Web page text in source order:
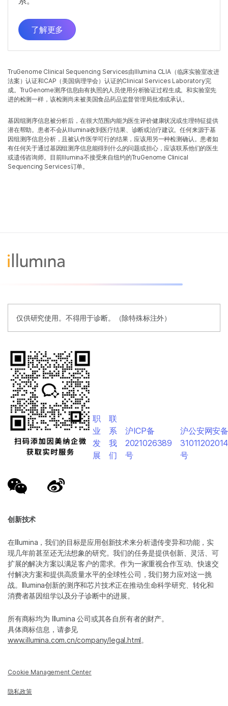
了解更多
TruGenome Clinical Sequencing Services由Illumina CLIA（临床实验室改进
法案）认证和CAP（美国病理学会）认证的Clinical Services Laboratory完
成。TruGenome测序信息由有执照的人员使用分析验证过程生成。和实验室先
进的检测一样，该检测尚未被美国食品药品监督管理局批准或承认。
基因组测序信息被分析后，在很大范围内能为医生评价健康状况或生理特征提供
潜在帮助。患者不会从Illumina收到医疗结果、诊断或治疗建议。任何来源于基
因组测序信息分析，且被认作医学可行的结果，应该用另一种检测确认。患者如
有任何关于通过基因组测序信息能得到什么的问题或担心，应该联系他们的医生
或遗传咨询师。目前Illumina不接受来自纽约的TruGenome Clinical
Sequencing Services订单。
仅供研究使用。不得用于诊断。（除特殊标注外）
创新技术
在Illumina，我们的目标是应用创新技术来分析遗传变异和功能，实
现几年前甚至还无法想象的研究。我们的任务是提供创新、灵活、可
扩展的解决方案以满足客户的需求。作为一家重视合作互动、快速交
付解决方案和提供高质量水平的全球性公司，我们努力应对这一挑
战。Illumina创新的测序和芯片技术正在推动生命科学研究、转化和
消费者基因组学以及分子诊断中的进展。
所有商标均为 Illumina 公司或其各自所有者的财产。
具体商标信息，请参见
www.illumina.com.cn/company/legal.html。
Cookie Management Center
隐私政策
职
业
发
展
联
系
我
们
沪ICP备
2021026389
号
沪公安网安
号